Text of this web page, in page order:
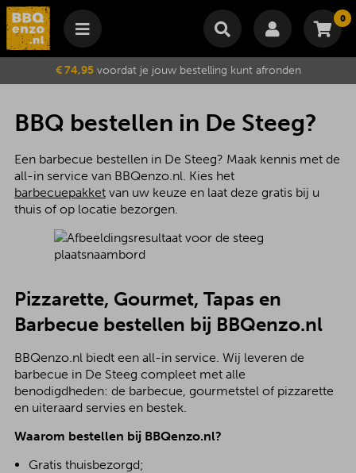
0
Winkelmand
Je winkelwagen is momenteel leeg.
Subtotaal €
Wijzig winkelmand Bestellen
€ 74,95voordat je jouw bestelling kunt afronden
BBQ bestellen in De Steeg?
Een barbecue bestellen in De Steeg? Maak kennis met de
all-in service van BBQenzo.nl. Kies het
barbecuepakketvan uw keuze en laat deze gratis bij u
thuis of op locatie bezorgen.
Pizzarette, Gourmet, Tapas en
Barbecue bestellen bij BBQenzo.nl
BBQenzo.nl biedt een all-in service. Wij leveren de
barbecue in De Steeg compleet met alle
benodigdheden: de barbecue, gourmetstel of pizzarette
en uiteraard servies en bestek.
Waarom bestellen bij BBQenzo.nl?
Gratis thuisbezorgd;